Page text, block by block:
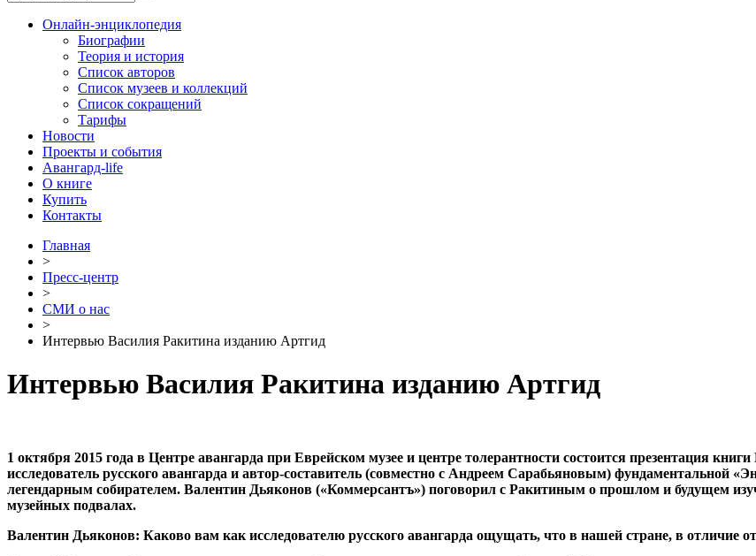
Онлайн-энциклопедия
Биографии
Теория и история
Список авторов
Список музеев и коллекций
Список сокращений
Тарифы
Новости
Проекты и события
Авангард-life
О книге
Купить
Контакты
Главная
>
Пресс-центр
>
СМИ о нас
>
Интервью Василия Ракитина изданию Артгид
Интервью Василия Ракитина изданию Артгид
1 октября 2015 года в Центре авангарда при Еврейском музее и центре толерантности состоится презентация
исследователь русского авангарда и автор-составитель (совместно с Андреем Сарабьяновым) фундаментальной
легендарным собирателем. Валентин Дьяконов («Коммерсантъ») поговорил с Ракитиным о прошлом и будущем
музейных подвалах.
Валентин Дьяконов: Каково вам как исследователю русского авангарда ощущать, что в нашей стране, в